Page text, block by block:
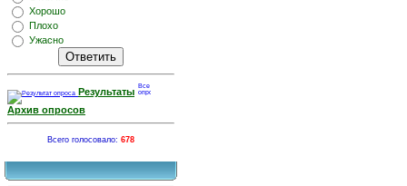
Хорошо
Плохо
Ужасно
Результаты
Архив опросов
Всего голосовало: 678